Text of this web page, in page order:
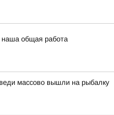
наша общая работа
массово вышли на рыбалку